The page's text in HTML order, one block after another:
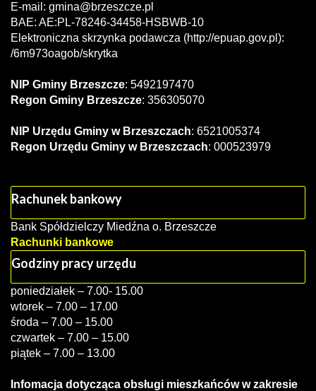
E-mail: gmina@brzeszcze.pl
BAE: AE:PL-78246-34458-HSBWB-10
Elektroniczna skrzynka podawcza (http://epuap.gov.pl):
/6m973oagob/skrytka
NIP Gminy Brzeszcze: 5492197470
Regon Gminy Brzeszcze: 356305070
NIP Urzędu Gminy w Brzeszczach: 6521005374
Regon Urzędu Gminy w Brzeszczach: 000523979
Rachunek bankowy
Bank Spółdzielczy Miedźna o. Brzeszcze
Rachunki bankowe
Godziny pracy urzędu
poniedziałek – 7.00- 15.00
wtorek – 7.00 – 17.00
środa – 7.00 – 15.00
czwartek – 7.00 – 15.00
piątek – 7.00 – 13.00
Infomacja dotycząca obsługi mieszkańców w zakresie